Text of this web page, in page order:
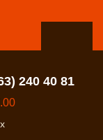
240 40 81